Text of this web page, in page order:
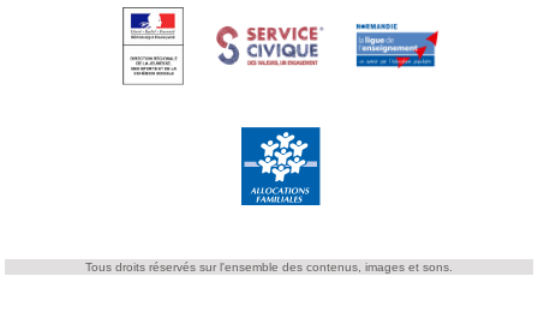
Tous droits réservés sur l'ensemble des contenus, images et sons.